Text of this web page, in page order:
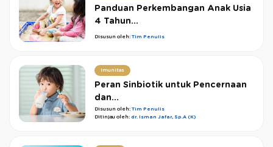
Panduan Perkembangan Anak Usia
4 Tahun...
Disusun oleh: Tim Penulis
Imunitas
Peran Sinbiotik untuk Pencernaan
dan...
Disusun oleh: Tim Penulis
Ditinjau oleh: dr. Isman Jafar, Sp.A (K)